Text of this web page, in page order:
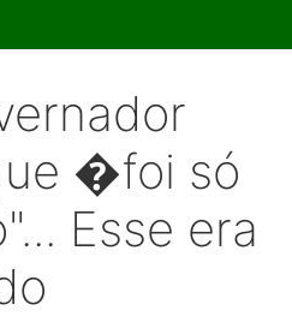
�foi só
Esse era